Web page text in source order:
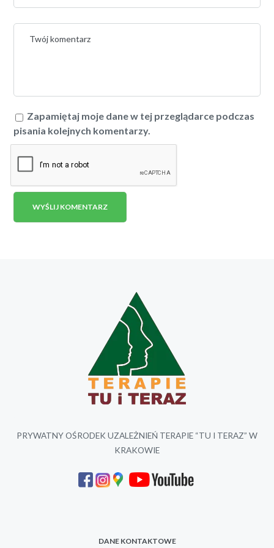
Zapamiętaj moje dane w tej przeglądarce podczas
pisania kolejnych komentarzy.
PRYWATNY OŚRODEK UZALEŻNIEŃ TERAPIE “TU I TERAZ” W
KRAKOWIE
DANE KONTAKTOWE